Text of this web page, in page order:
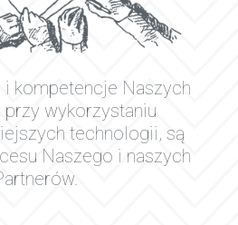
kompetencje Naszych
przy wykorzystaniu
technologii, są
Naszego i naszych